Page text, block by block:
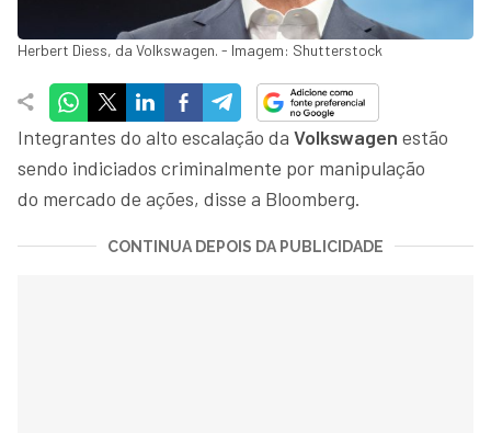
Herbert Diess, da Volkswagen. - Imagem: Shutterstock
Integrantes do alto escalação da Volkswagen estão
sendo indiciados criminalmente por manipulação
do mercado de ações, disse a Bloomberg.
CONTINUA DEPOIS DA PUBLICIDADE